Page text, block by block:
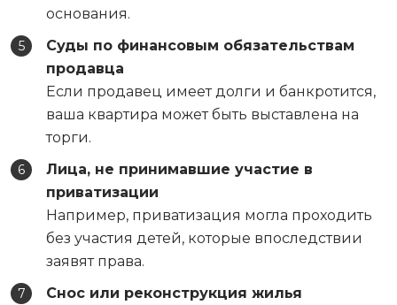
основания.
Суды по финансовым обязательствам
продавца
Если продавец имеет долги и банкротится,
ваша квартира может быть выставлена на
торги.
Лица, не принимавшие участие в
приватизации
Например, приватизация могла проходить
без участия детей, которые впоследствии
заявят права.
Снос или реконструкция жилья